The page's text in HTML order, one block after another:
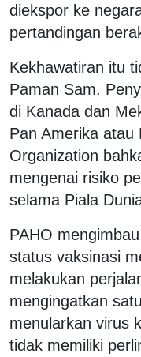
diekspor ke
pertandingan
Kekhawatiran itu
Paman Sam.
di Kanada dan
Pan Amerika atau
Organization
mengenai risiko
selama Piala
PAHO
status vaksinasi
melakukan
mengingatkan
menularkan virus
tidak memiliki